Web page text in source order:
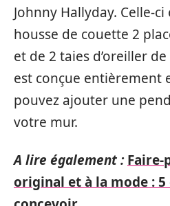
Johnny Hallyday. Celle-ci
housse de couette 2
et de 2 taies d’oreiller
est conçue entièrement
pouvez ajouter une
votre mur.
A lire également : Faire-
original et à la mode :